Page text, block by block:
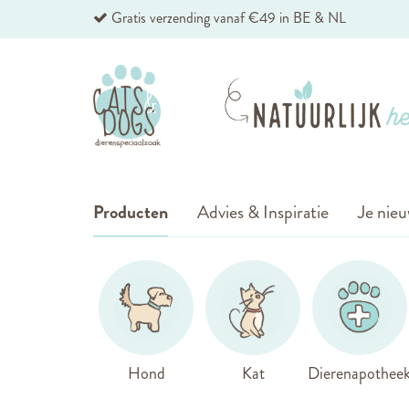
Ga
de
inhoud
Gratis verzending vanaf €49 in BE & NL
Producten
Hond Kat
Advies & Inspiratie Je